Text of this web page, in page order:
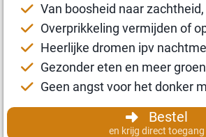
Van boosheid naar zachtheid,
Overprikkeling vermijden of
Heerlijke dromen ipv
Gezonder eten en meer
Geen angst voor het donker
Bestel
en krijg direct toegang